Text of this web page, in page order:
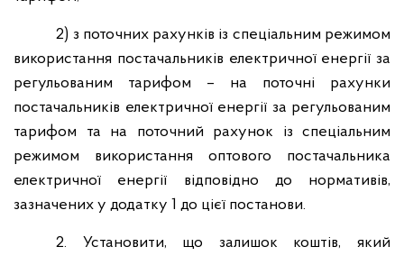
2) з поточних рахунків із спеціальним режимом
використання постачальників електричної енергії за
регульованим тарифом – на поточні рахунки
постачальників електричної енергії за регульованим
тарифом та на поточний рахунок із спеціальним
режимом використання оптового постачальника
електричної енергії відповідно до нормативів,
зазначених у додатку 1 до цієї постанови.
2. Установити, що залишок коштів, який